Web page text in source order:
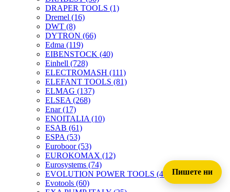
DRAPER TOOLS (1)
Dremel (16)
DWT (8)
DYTRON (66)
Edma (119)
EIBENSTOCK (40)
Einhell (728)
ELECTROMASH (111)
ELEFANT TOOLS (81)
ELMAG (137)
ELSEA (268)
Enar(17)
ENOITALIA (10)
ESAB (61)
ESPA (53)
Euroboor(53)
EUROKOMAX (12)
Eurosystems (74)
EVOLUTION POWER TOOLS (45)
Evotools (60)
Пишете ни